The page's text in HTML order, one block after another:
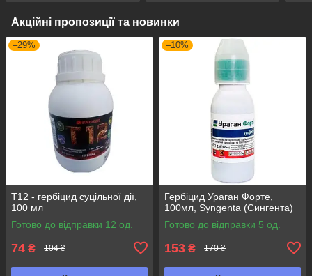
Акційні пропозиції та новинки
–29%
Т12 - гербіцид суцільної дії,
100 мл
Готово до відправки 12 од.
74 ₴ 104 ₴
–10%
Гербіцид Ураган Форте,
100мл, Syngenta (Сингента)
Готово до відправки 5 од.
153 ₴ 170 ₴